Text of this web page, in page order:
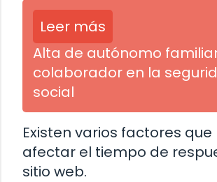
Leer más
Alta de autónomo
colaborador en la
social
Existen varios factores
afectar el tiempo de
sitio web.